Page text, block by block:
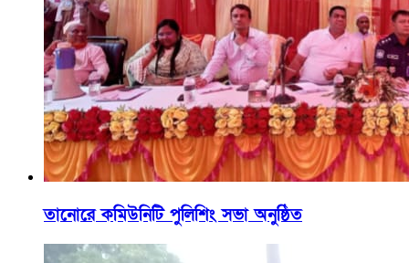
তানোরে কমিউনিটি পুলিশিং সভা অনুষ্ঠিত